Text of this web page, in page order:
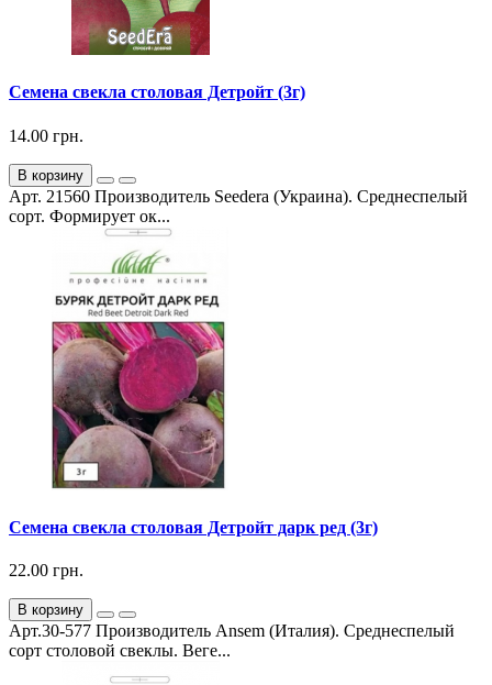
Семена свекла столовая Детройт (3г)
14.00 грн.
В корзину
Арт. 21560 Производитель Seedera (Украина). Среднеспелый
сорт. Формирует ок...
Семена свекла столовая Детройт дарк ред (3г)
22.00 грн.
В корзину
Арт.30-577 Производитель Ansem (Италия). Среднеспелый
сорт столовой свеклы. Веге...